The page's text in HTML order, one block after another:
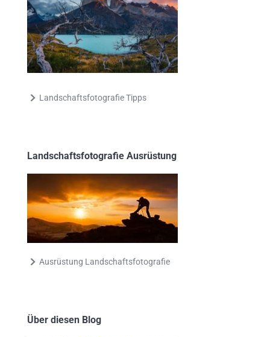
Landschaftsfotografie Tipps
Landschaftsfotografie Ausrüstung
Ausrüstung Landschaftsfotografie
Über diesen Blog